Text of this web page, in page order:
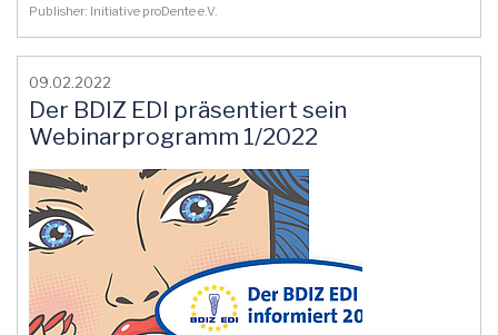
Publisher: Initiative proDente e.V.
09.02.2022
Der BDIZ EDI präsentiert sein
Webinarprogramm 1/2022